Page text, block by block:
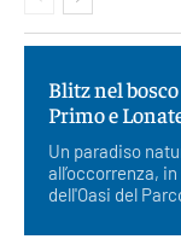
Blitz nel
Primo e
Un paradiso
all’occorrenza,
dell'Oasi del